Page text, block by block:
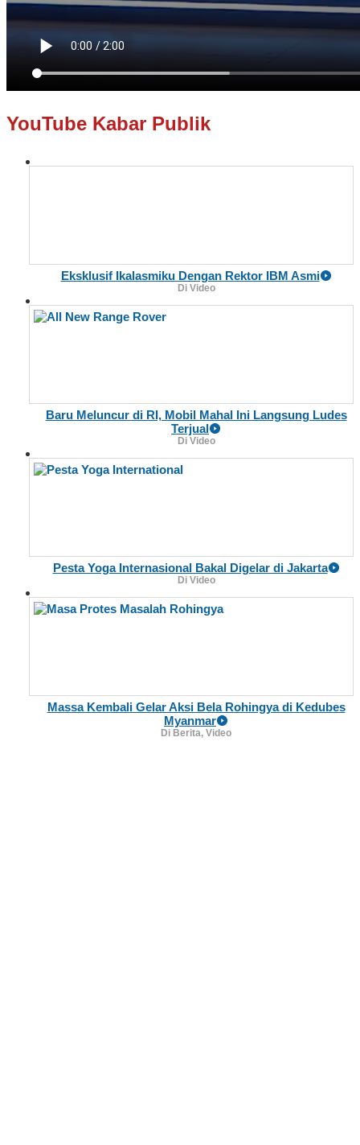
YouTube Kabar Publik
Eksklusif Ikalasmiku Dengan Rektor IBM Asmi
Di Video
Baru Meluncur di RI, Mobil Mahal Ini Langsung Ludes
Terjual
Di Video
Pesta Yoga Internasional Bakal Digelar di Jakarta
Di Video
Massa Kembali Gelar Aksi Bela Rohingya di Kedubes
Myanmar
Di Berita, Video